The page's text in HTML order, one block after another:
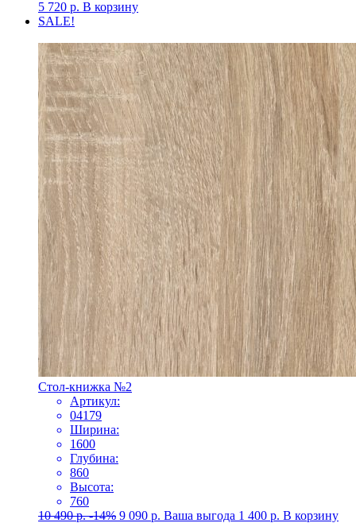
5 720 р. В корзину
SALE!
Стол-книжка №2
Артикул:
04179
Ширина:
1600
Глубина:
860
Высота:
760
10 490р. -14% 9 090 р. Ваша выгода 1 400 р. В корзину